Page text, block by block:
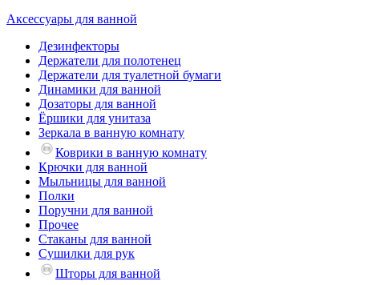
Аксессуары для ванной
Дезинфекторы
Держатели для полотенец
Держатели для туалетной бумаги
Динамики для ванной
Дозаторы для ванной
Ёршики для унитаза
Зеркала в ванную комнату
Коврики в ванную комнату
Крючки для ванной
Мыльницы для ванной
Полки
Поручни для ванной
Прочее
Стаканы для ванной
Сушилки для рук
Шторы для ванной